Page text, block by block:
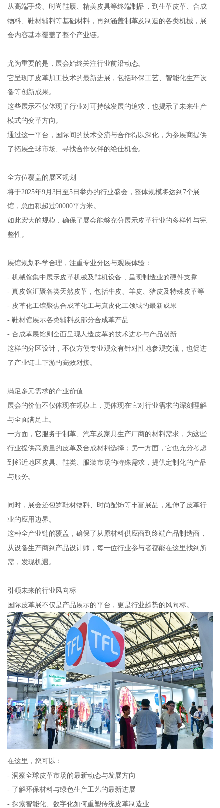
从高端手袋、时尚鞋履、精美皮具等终端制品，到生革皮革、合成
物料、鞋材辅料等基础材料，再到涵盖制革及制造的各类机械，展
会内容基本覆盖了整个产业链。
尤为重要的是，展会始终关注行业前沿动态。
它呈现了皮革加工技术的最新进展，包括环保工艺、智能化生产设
备等创新成果。
这些展示不仅体现了行业对可持续发展的追求，也揭示了未来生产
模式的变革方向。
通过这一平台，国际间的技术交流与合作得以深化，为参展商提供
了拓展全球市场、寻找合作伙伴的绝佳机会。
全方位覆盖的展区规划
将于2025年9月3日至5日举办的行业盛会，整体规模将达到7个展
馆，总面积超过90000平方米。
如此宏大的规模，确保了展会能够充分展示皮革行业的多样性与完
整性。
展馆规划科学合理，注重专业分区与观展体验：
- 机械馆集中展示皮革机械及鞋机设备，呈现制造业的硬件支撑
- 真皮馆汇聚各类天然皮革，包括牛皮、羊皮、猪皮及特殊皮革等
- 皮革化工馆聚焦合成革化工与真皮化工领域的最新成果
- 鞋材馆展示各类辅料及部分合成革产品
- 合成革展馆则全面呈现人造皮革的技术进步与产品创新
这样的分区设计，不仅方便专业观众有针对性地参观交流，也促进
了产业链上下游的高效对接。
满足多元需求的产业价值
展会的价值不仅体现在规模上，更体现在它对行业需求的深刻理解
与全面满足上。
一方面，它服务于制革、汽车及家具生产厂商的材料需求，为这些
行业提供高质量的皮革及合成材料选择；另一方面，它也充分考虑
到邻近地区皮具、鞋类、服装市场的特殊需求，提供定制化的产品
与服务。
同时，展会还包罗鞋材物料、时尚配饰等丰富展品，延伸了皮革行
业的应用边界。
这种全产业链的覆盖，确保了从原材料供应商到终端产品制造商，
从设备生产商到产品设计师，每一位行业参与者都能在这里找到所
需，发现机遇。
引领未来的行业风向标
国际皮革展不仅是产品展示的平台，更是行业趋势的风向标。
在这里，您可以：
- 洞察全球皮革市场的最新动态与发展方向
- 了解环保材料与绿色生产工艺的最新进展
- 探索智能化、数字化如何重塑传统皮革制造业